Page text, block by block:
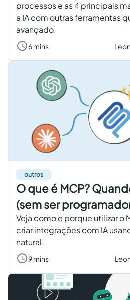
processos e as 4 principais
a IA com outras ferramentas
avançado.
6 mins
outros
O que é MCP?
(sem ser
Veja como e porque utilizar o
criar integrações com IA
natural.
9 mins